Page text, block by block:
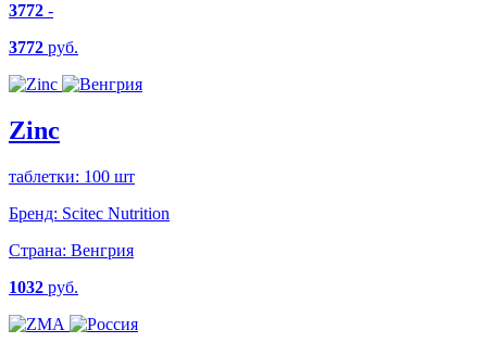
3772 -
3772 руб.
Zinc
таблетки: 100 шт
Бренд: Scitec Nutrition
Страна: Венгрия
1032 руб.